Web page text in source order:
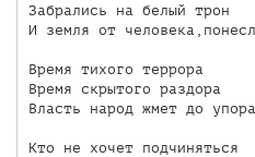
Забрались на белый трон
И земля от
Время тихого террора
Время скрытого раздора
Власть народ жмет до упора
Кто не хочет подчиняться